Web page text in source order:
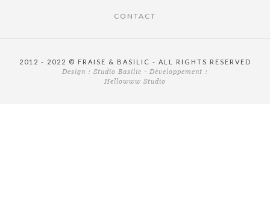
CONTACT
2012 - 2022 © FRAISE & BASILIC - ALL RIGHTS RESERVED
Design : Studio Basilic - Développement :
Hellowww Studio